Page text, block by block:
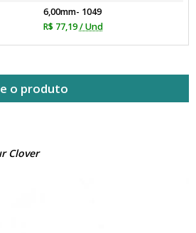
6,00mm- 1049
R$ 77,19 / Und
o produto
Clover